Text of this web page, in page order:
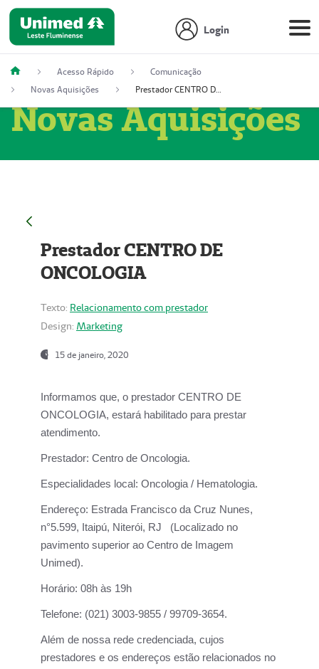
Login
Acesso Rápido
Comunicação
Novas Aquisições
Prestador CENTRO DE ONCOLOGIA
Novas Aquisições
Prestador CENTRO DE
ONCOLOGIA
Texto: Relacionamento com prestador
Design: Marketing
15 de janeiro, 2020
Informamos que, o prestador CENTRO DE
ONCOLOGIA, estará habilitado para prestar
atendimento.
Prestador: Centro de Oncologia.
Especialidades local: Oncologia / Hematologia.
Endereço: Estrada Francisco da Cruz Nunes,
n°5.599, Itaipú, Niterói, RJ (Localizado no
pavimento superior ao Centro de Imagem
Unimed).
Horário: 08h às 19h
Telefone: (021) 3003-9855 / 99709-3654.
Além de nossa rede credenciada, cujos
prestadores e os endereços estão relacionados no